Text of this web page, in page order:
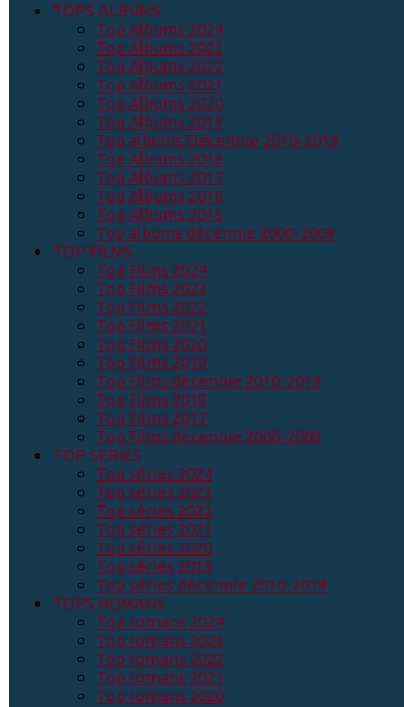
TOPS ALBUMS
Top Albums 2024
Top Albums 2023
Top Albums 2022
Top Albums 2021
Top Albums 2020
Top Albums 2019
Top albums Décennie 2010-2019
Top Albums 2018
Top Albums 2017
Top Albums 2016
Top Albums 2015
Top albums décennie 2000-2009
TOP FILMS
Top Films 2024
Top Films 2023
Top Films 2022
Top Films 2021
Top Films 2020
Top Films 2019
Top Films décennie 2010-2019
Top Films 2018
Top Films 2017
Top Films décennie 2000-2009
TOP SERIES
Top séries 2024
Top séries 2023
Top séries 2022
Top séries 2021
Top séries 2020
Top séries 2019
Top séries décennie 2010-2019
TOPS ROMANS
Top romans 2024
Top romans 2023
Top romans 2022
Top romans 2021
Top romans 2020